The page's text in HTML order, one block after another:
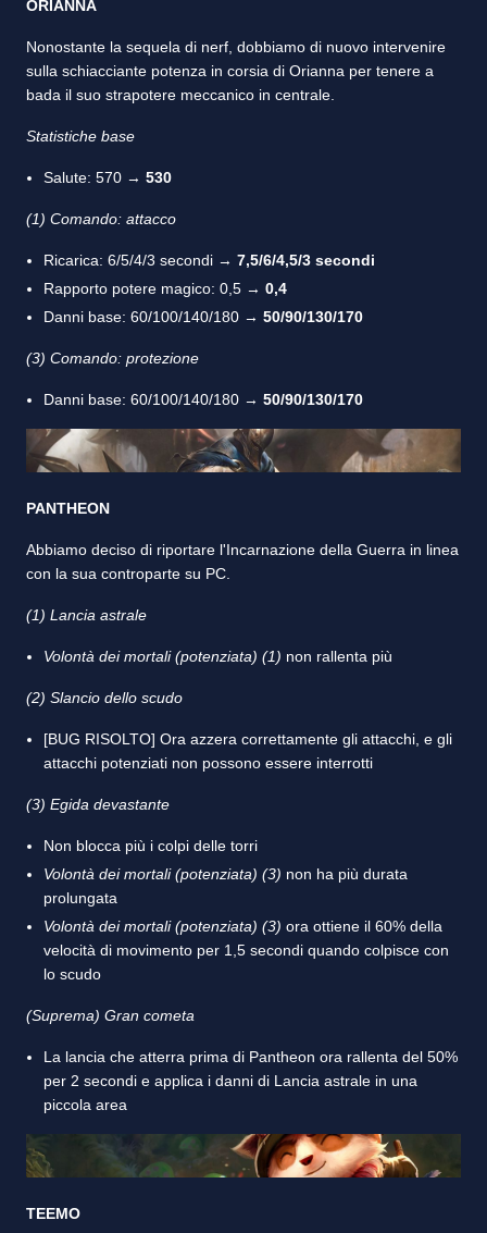
ORIANNA
Nonostante la sequela di nerf, dobbiamo di nuovo intervenire
sulla schiacciante potenza in corsia di Orianna per tenere a
bada il suo strapotere meccanico in centrale.
Statistiche base
Salute: 570 → 530
(1) Comando: attacco
Ricarica: 6/5/4/3 secondi → 7,5/6/4,5/3 secondi
Rapporto potere magico: 0,5 → 0,4
Danni base: 60/100/140/180 → 50/90/130/170
(3) Comando: protezione
Danni base: 60/100/140/180 → 50/90/130/170
PANTHEON
Abbiamo deciso di riportare l'Incarnazione della Guerra in linea
con la sua controparte su PC.
(1) Lancia astrale
Volontà dei mortali (potenziata) (1) non rallenta più
(2) Slancio dello scudo
[BUG RISOLTO] Ora azzera correttamente gli attacchi, e gli
attacchi potenziati non possono essere interrotti
(3) Egida devastante
Non blocca più i colpi delle torri
Volontà dei mortali (potenziata) (3) non ha più durata
prolungata
Volontà dei mortali (potenziata) (3) ora ottiene il 60% della
velocità di movimento per 1,5 secondi quando colpisce con
lo scudo
(Suprema) Gran cometa
La lancia che atterra prima di Pantheon ora rallenta del 50%
per 2 secondi e applica i danni di Lancia astrale in una
piccola area
TEEMO